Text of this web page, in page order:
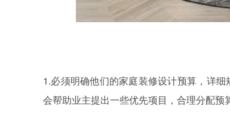
1.必须明确他们的家庭装修设计预算，详
会帮助业主提出一些优先项目，合理分配预